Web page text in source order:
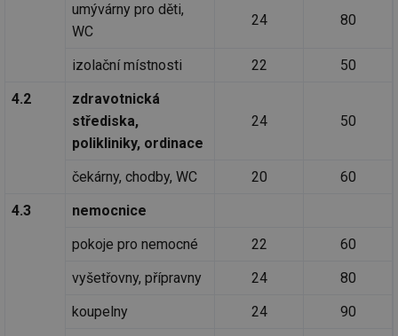
umývárny pro děti,
WC
24 80
izolační místnosti 22
50
4.2
zdravotnická
střediska,
polikliniky, ordinace
24 50
čekárny, chodby, WC 20
60
4.3
nemocnice
pokoje pro nemocné
22
60
vyšetřovny, přípravny
24
80
koupelny
24
90